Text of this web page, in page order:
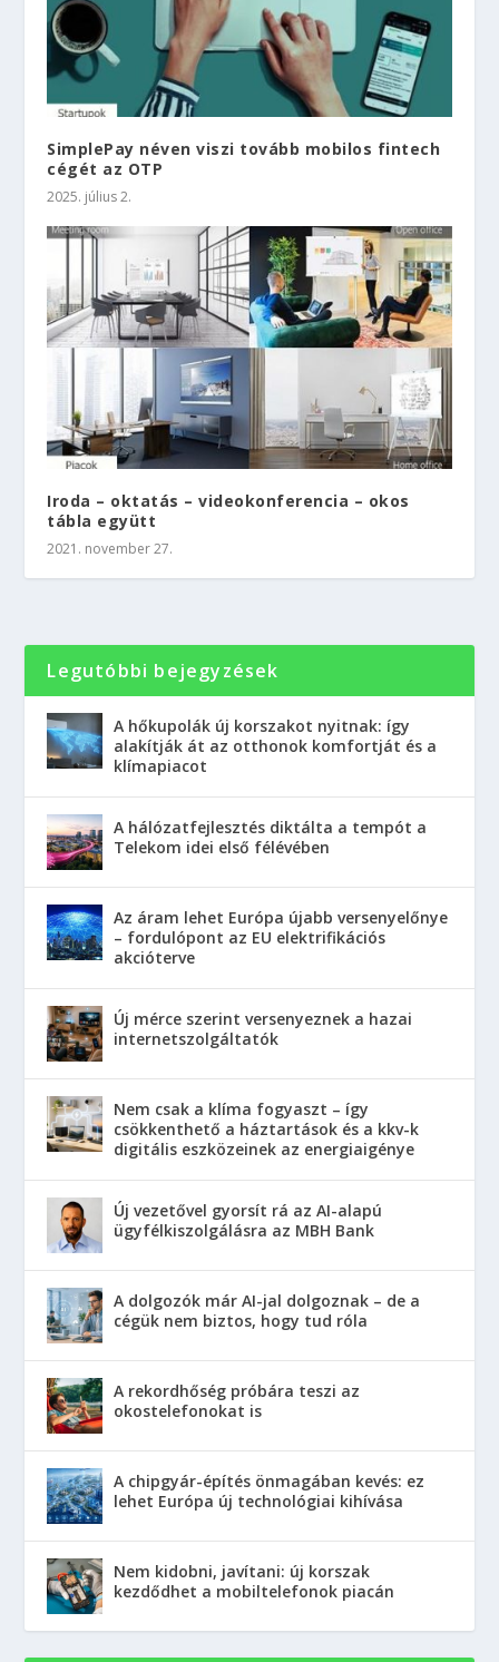
SimplePay néven viszi tovább mobilos fintech
cégét az OTP
2025. július 2.
Iroda – oktatás – videokonferencia – okos
tábla együtt
2021. november 27.
Legutóbbi bejegyzések
A hőkupolák új korszakot nyitnak: így
alakítják át az otthonok komfortját és a
klímapiacot
A hálózatfejlesztés diktálta a tempót a
Telekom idei első félévében
Az áram lehet Európa újabb versenyelőnye
– fordulópont az EU elektrifikációs
akcióterve
Új mérce szerint versenyeznek a hazai
internetszolgáltatók
Nem csak a klíma fogyaszt – így
csökkenthető a háztartások és a kkv-k
digitális eszközeinek az energiaigénye
Új vezetővel gyorsít rá az AI-alapú
ügyfélkiszolgálásra az MBH Bank
A dolgozók már AI-jal dolgoznak – de a
cégük nem biztos, hogy tud róla
A rekordhőség próbára teszi az
okostelefonokat is
A chipgyár-építés önmagában kevés: ez
lehet Európa új technológiai kihívása
Nem kidobni, javítani: új korszak
kezdődhet a mobiltelefonok piacán